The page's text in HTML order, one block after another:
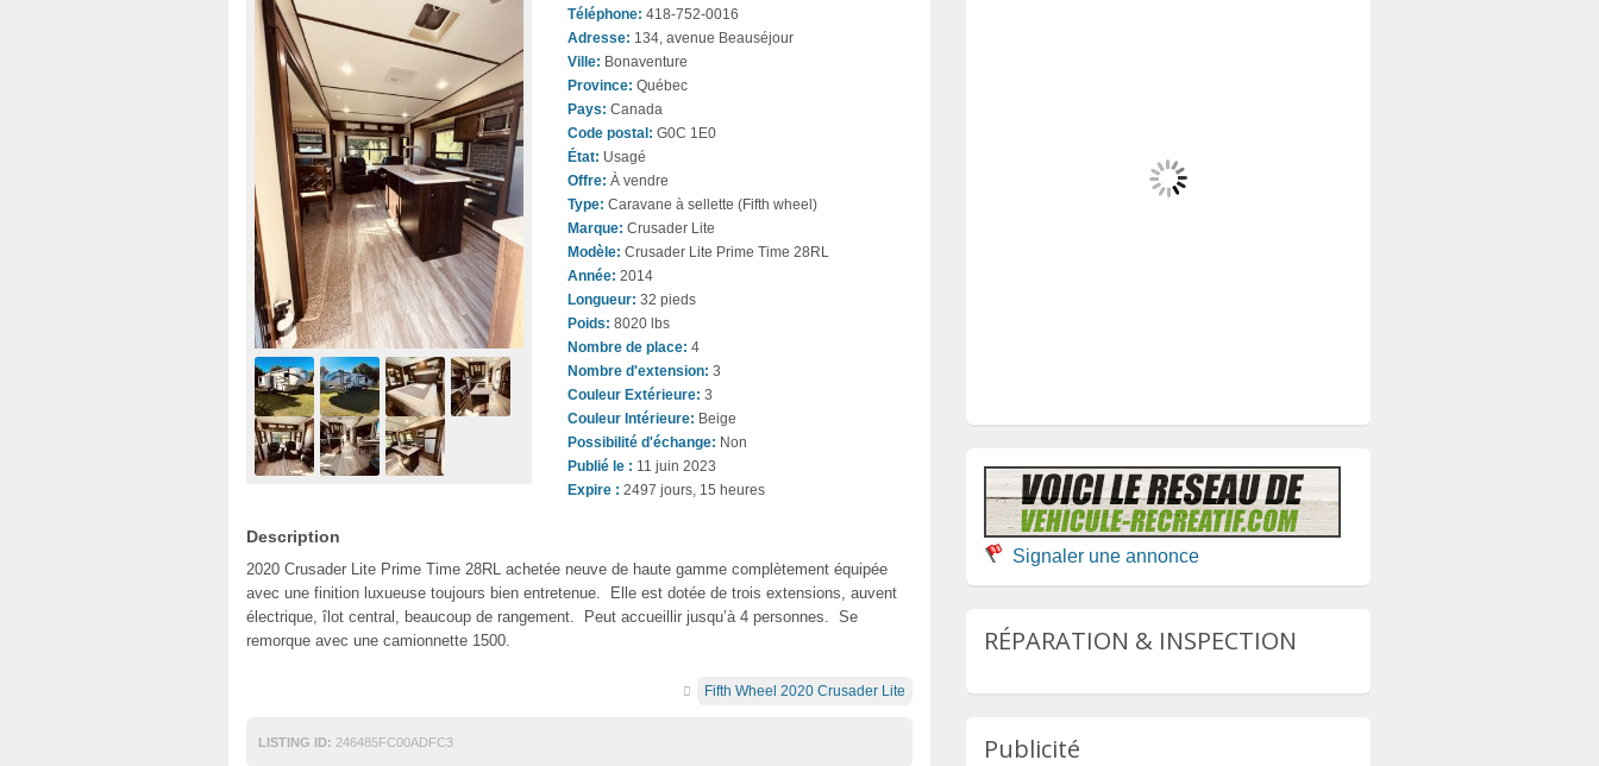
Téléphone: 418-752-0016
Adresse: 134, avenue Beauséjour
Ville: Bonaventure
Province: Québec
Pays: Canada
Code postal: G0C 1E0
État: Usagé
Offre: À vendre
Type: Caravane à sellette (Fifth wheel)
Marque: Crusader Lite
Modèle: Crusader Lite Prime Time 28RL
Année: 2014
Longueur: 32 pieds
Poids: 8020 lbs
Nombre de place: 4
Nombre d'extension: 3
Couleur Extérieure: 3
Couleur Intérieure: Beige
Possibilité d'échange: Non
Publié le : 11 juin 2023
Expire : 2497 jours, 15 heures
Description
2020 Crusader Lite Prime Time 28RL achetée neuve de haute gamme complètement équipée
avec une finition luxueuse toujours bien entretenue. Elle est dotée de trois extensions, auvent
électrique, îlot central, beaucoup de rangement. Peut accueillir jusqu’à 4 personnes. Se
remorque avec une camionnette 1500.
Fifth Wheel 2020 Crusader Lite
LISTING ID: 246485FC00ADFC3
Signaler une annonce
RÉPARATION & INSPECTION
Publicité